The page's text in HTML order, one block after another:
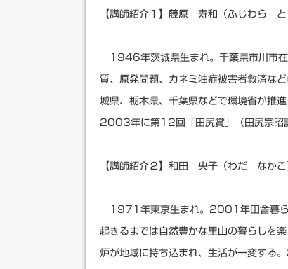
【講師紹介１】藤原 寿和（ふじわら と
1946年茨城県生まれ。千葉県市川市在
質、原発問題、カネミ油症被害者救済な
城県、栃木県、千葉県などで環境省が推
2003年に第12回「田尻賞」（田尻宗昭
【講師紹介２】和田 央子（わだ なかこ
1971年東京生まれ。2001年田舎暮ら
起きるまでは自然豊かな里山の暮らしを
炉が地域に持ち込まれ、生活が一変する